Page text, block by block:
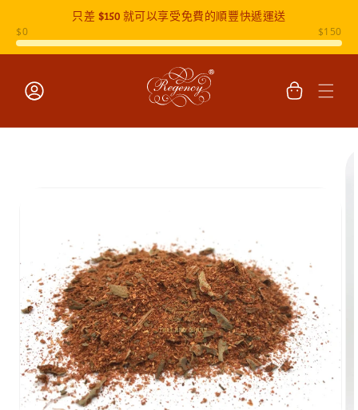
只差 $150就可以享受免費的順豐快遞運送
物